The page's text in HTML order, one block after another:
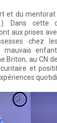
et du
Dans cette
aux prises
chez
mauvais
Briton, au CN
et